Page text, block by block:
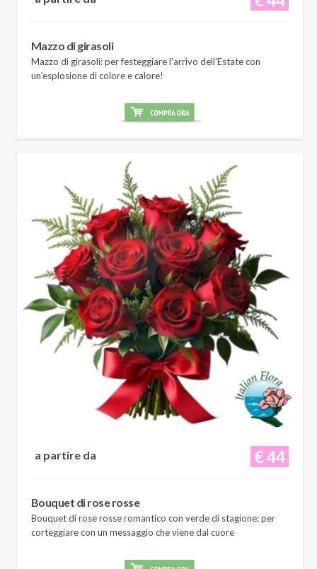
Mazzo di girasoli
Mazzo di girasoli: per festeggiare l'arrivo dell'Estate con
un'esplosione di colore e calore!
€ 44
a partire da
Bouquet di rose rosse
Bouquet di rose rosse romantico con verde di stagione: per
corteggiare con un messaggio che viene dal cuore